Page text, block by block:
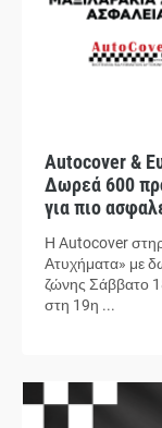
Autocover &
Δωρεά 600
για πιο
Η Autocover
Ατυχήματα» με
ζώνης Σάββατο
στη 19η ...